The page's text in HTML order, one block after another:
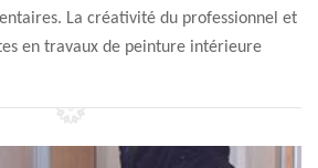
La créativité du professionnel et
en travaux de peinture intérieure